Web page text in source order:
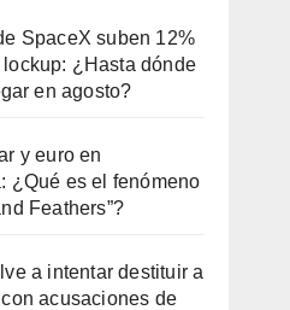
SpaceX suben 12%
¿Hasta dónde
en agosto?
y euro en
¿Qué es el fenómeno
Feathers”?
a intentar destituir a
acusaciones de